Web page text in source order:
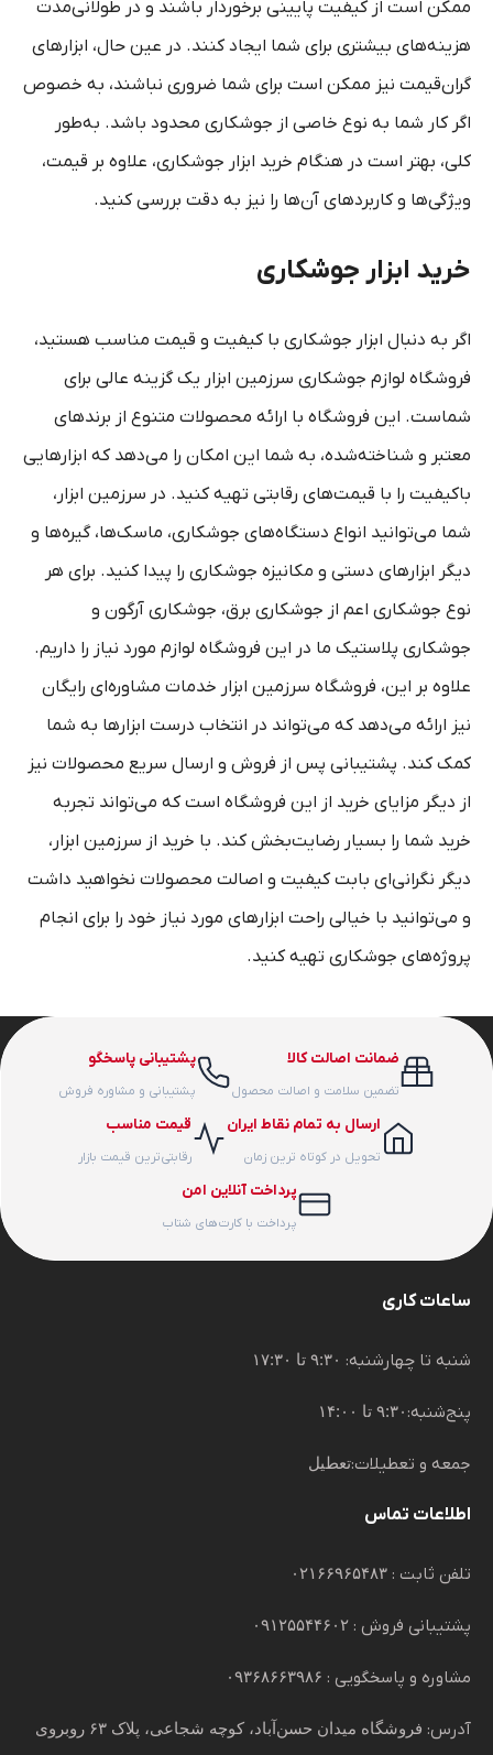
ممکن است از کیفیت پایینی برخوردار باشند و در طولانی‌مدت
هزینه‌های بیشتری برای شما ایجاد کنند. در عین حال، ابزارهای
گران‌قیمت نیز ممکن است برای شما ضروری نباشند، به خصوص
اگر کار شما به نوع خاصی از جوشکاری محدود باشد. به‌طور
کلی، بهتر است در هنگام خرید ابزار جوشکاری، علاوه بر قیمت،
ویژگی‌ها و کاربردهای آن‌ها را نیز به دقت بررسی کنید.
خرید ابزار جوشکاری
اگر به دنبال ابزار جوشکاری با کیفیت و قیمت مناسب هستید،
فروشگاه لوازم جوشکاری سرزمین ابزار یک گزینه عالی برای
شماست. این فروشگاه با ارائه محصولات متنوع از برندهای
معتبر و شناخته‌شده، به شما این امکان را می‌دهد که ابزارهایی
باکیفیت را با قیمت‌های رقابتی تهیه کنید. در سرزمین ابزار،
شما می‌توانید انواع دستگاه‌های جوشکاری، ماسک‌ها، گیره‌ها و
دیگر ابزارهای دستی و مکانیزه جوشکاری را پیدا کنید. برای هر
نوع جوشکاری اعم از جوشکاری برق، جوشکاری آرگون و
جوشکاری پلاستیک ما در این فروشگاه لوازم مورد نیاز را داریم.
علاوه بر این، فروشگاه سرزمین ابزار خدمات مشاوره‌ای رایگان
نیز ارائه می‌دهد که می‌تواند در انتخاب درست ابزارها به شما
کمک کند. پشتیبانی پس از فروش و ارسال سریع محصولات نیز
از دیگر مزایای خرید از این فروشگاه است که می‌تواند تجربه
خرید شما را بسیار رضایت‌بخش کند. با خرید از سرزمین ابزار،
دیگر نگرانی‌ای بابت کیفیت و اصالت محصولات نخواهید داشت
و می‌توانید با خیالی راحت ابزارهای مورد نیاز خود را برای انجام
پروژه‌های جوشکاری تهیه کنید.
ضمانت اصالت کالا
تضمین سلامت و اصالت محصول
پشتیبانی پاسخگو
پشتیبانی و مشاوره فروش
ارسال به تمام نقاط ایران
تحویل در کوتاه ترین زمان
قیمت مناسب
رقابتی‌ترین قیمت بازار
پرداخت آنلاین امن
پرداخت با کارت‌های شتاب
ساعات کاری
شنبه تا چهارشنبه: ۹:۳۰ تا ۱۷:۳۰
پنج‌شنبه: ۹:۳۰ تا ۱۴:۰۰
جمعه و تعطیلات:تعطیل
اطلاعات تماس
تلفن ثابت : ۰۲۱۶۶۹۶۵۴۸۳
پشتیبانی فروش : ۰۹۱۲۵۵۴۴۶۰۲
مشاوره و پاسخگویی : ۰۹۳۶۸۶۶۳۹۸۶
آدرس: فروشگاه میدان حسن‌آباد، کوچه شجاعی، پلاک ۶۳ روبروی